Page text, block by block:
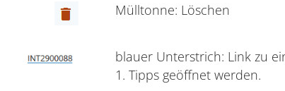
Mülltonne: Löschen
blauer Unterstrich: Link zu
1. Tipps geöffnet werden.